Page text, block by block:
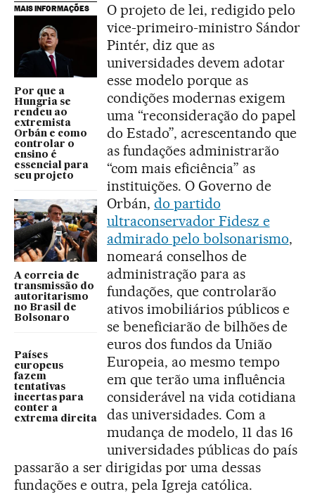
MAIS INFORMAÇÕES
Por que a
Hungria se
rendeu ao
extremista
Orbán e como
controlar o
ensino é
essencial para
seu projeto
A correia de
transmissão do
autoritarismo
no Brasil de
Bolsonaro
Países
europeus
fazem
tentativas
incertas para
conter a
extrema direita
O projeto de lei, redigido pelo
vice-primeiro-ministro Sándor
Pintér, diz que as
universidades devem adotar
esse modelo porque as
condições modernas exigem
uma “reconsideração do papel
do Estado”, acrescentando que
as fundações administrarão
“com mais eficiência” as
instituições. O Governo de
Orbán, do partido
ultraconservador Fidesz e
admirado pelo bolsonarismo,
nomeará conselhos de
administração para as
fundações, que controlarão
ativos imobiliários públicos e
se beneficiarão de bilhões de
euros dos fundos da União
Europeia, ao mesmo tempo
em que terão uma influência
considerável na vida cotidiana
das universidades. Com a
mudança de modelo, 11 das 16
universidades públicas do país
passarão a ser dirigidas por uma dessas
fundações e outra, pela Igreja católica.